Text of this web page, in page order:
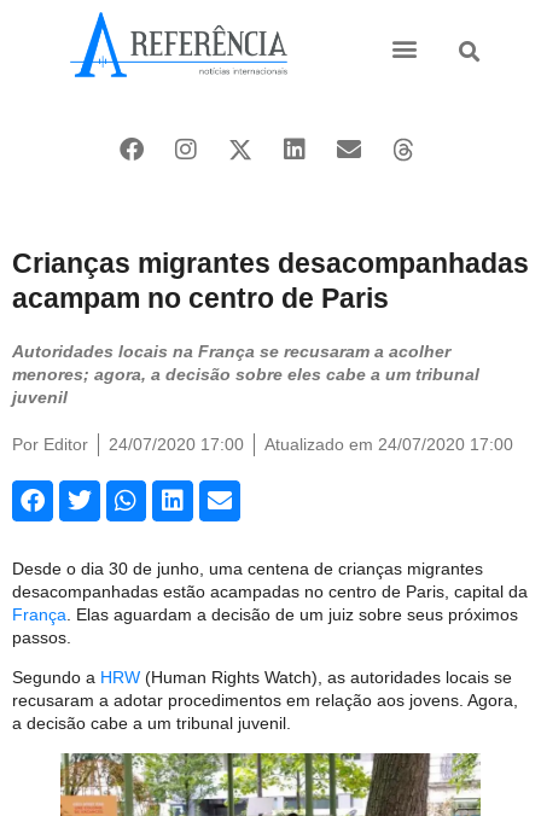
Crianças migrantes desacompanhadas
acampam no centro de Paris
Autoridades locais na França se recusaram a acolher
menores; agora, a decisão sobre eles cabe a um tribunal
juvenil
Por Editor 24/07/2020 17:00 Atualizado em 24/07/2020 17:00
Desde o dia 30 de junho, uma centena de crianças migrantes
desacompanhadas estão acampadas no centro de Paris, capital da
França . Elas aguardam a decisão de um juiz sobre seus próximos
passos.
Segundo a HRW (Human Rights Watch), as autoridades locais se
recusaram a adotar procedimentos em relação aos jovens. Agora,
a decisão cabe a um tribunal juvenil.